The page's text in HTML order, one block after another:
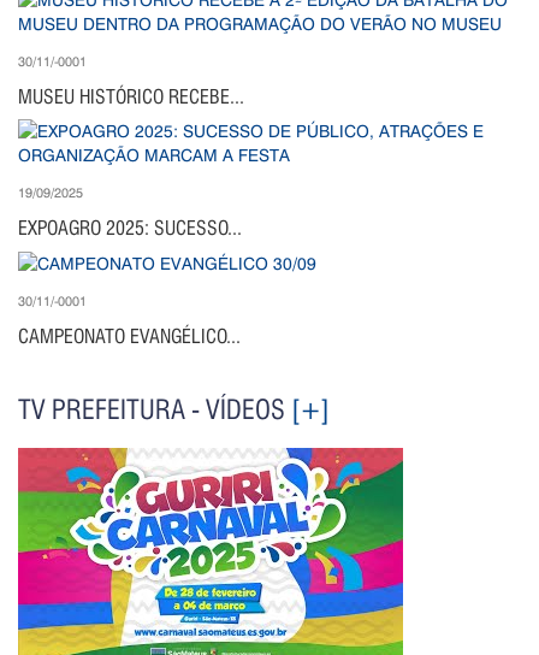
30/11/-0001
MUSEU HISTÓRICO RECEBE...
19/09/2025
EXPOAGRO 2025: SUCESSO...
30/11/-0001
CAMPEONATO EVANGÉLICO...
TV PREFEITURA - VÍDEOS [+]